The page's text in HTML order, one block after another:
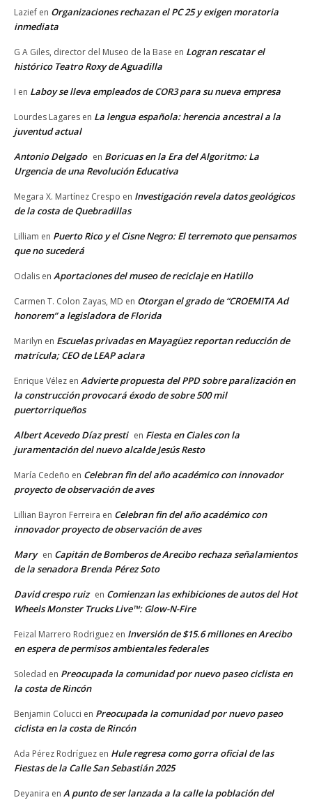
Lazief en Organizaciones rechazan el PC 25 y exigen moratoria
inmediata
G A Giles, director del Museo de la Base en Logran rescatar el
histórico Teatro Roxy de Aguadilla
I en Laboy se lleva empleados de COR3 para su nueva empresa
Lourdes Lagares en La lengua española: herencia ancestral a la
juventud actual
Antonio Delgado en Boricuas en la Era del Algoritmo: La
Urgencia de una Revolución Educativa
Megara X. Martínez Crespo en Investigación revela datos geológicos
de la costa de Quebradillas
Lilliam en Puerto Rico y el Cisne Negro: El terremoto que pensamos
que no sucederá
Odalis en Aportaciones del museo de reciclaje en Hatillo
Carmen T. Colon Zayas, MD en Otorgan el grado de “CROEMITA Ad
honorem” a legisladora de Florida
Marilyn en Escuelas privadas en Mayagüez reportan reducción de
matrícula; CEO de LEAP aclara
Enrique Vélez en Advierte propuesta del PPD sobre paralización en
la construcción provocará éxodo de sobre 500 mil
puertorriqueños
Albert Acevedo Díaz presti en Fiesta en Ciales con la
juramentación del nuevo alcalde Jesús Resto
María Cedeño en Celebran fin del año académico con innovador
proyecto de observación de aves
Lillian Bayron Ferreira en Celebran fin del año académico con
innovador proyecto de observación de aves
Mary en Capitán de Bomberos de Arecibo rechaza señalamientos
de la senadora Brenda Pérez Soto
David crespo ruiz en Comienzan las exhibiciones de autos del Hot
Wheels Monster Trucks Live™: Glow-N-Fire
Feizal Marrero Rodriguez en Inversión de $15.6 millones en Arecibo
en espera de permisos ambientales federales
Soledad en Preocupada la comunidad por nuevo paseo ciclista en
la costa de Rincón
Benjamin Colucci en Preocupada la comunidad por nuevo paseo
ciclista en la costa de Rincón
Ada Pérez Rodríguez en Hule regresa como gorra oficial de las
Fiestas de la Calle San Sebastián 2025
Deyanira en A punto de ser lanzada a la calle la población del